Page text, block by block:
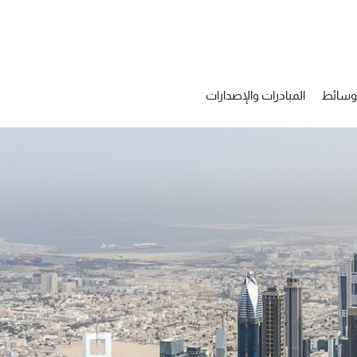
الحرة بدبي 2030
المبادرات والإصدارات